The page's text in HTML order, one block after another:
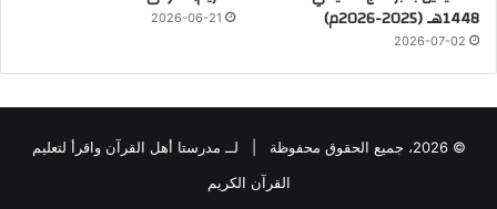
1448هـ (2025-2026م)
2026-07-02
2026-06-21
© 2026، جميع الحقوق محفوظة |
لــ مدرستا أهل القرآن واقرأ لتعليم
القرآن الكريم